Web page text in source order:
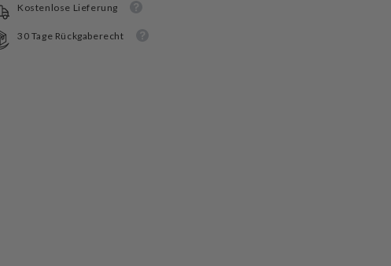
Stanley
Camping
Kochset
Wildfare
Stanley
Kochset
Wildfare
Kostenlose Lieferung
30 Tage Rückgaberecht